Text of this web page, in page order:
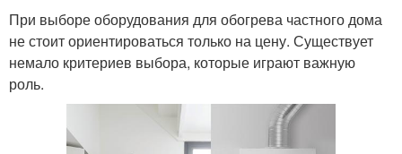
При выборе оборудования для обогрева частного дома
не стоит ориентироваться только на цену. Существует
немало критериев выбора, которые играют важную
роль.